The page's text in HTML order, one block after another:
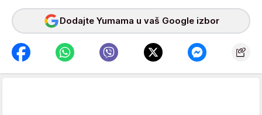
Dodajte Yumama u vaš Google izbor